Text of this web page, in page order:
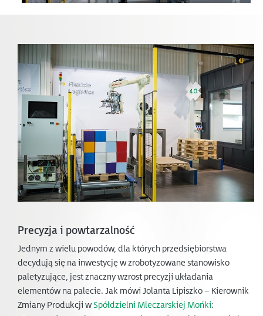
Precyzja i powtarzalność
Jednym z wielu powodów, dla których przedsiębiorstwa
decydują się na inwestycję w zrobotyzowane stanowisko
paletyzujące, jest znaczny wzrost precyzji układania
elementów na palecie. Jak mówi Jolanta Lipiszko – Kierownik
Zmiany Produkcji w Spółdzielni Mleczarskiej Mońki: